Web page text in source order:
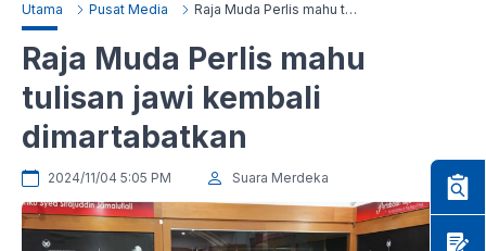
Utama Pusat Media Raja Muda Perlis mahu tulisan jawi kembali dimartabatkan
Raja Muda Perlis mahu
tulisan jawi kembali
dimartabatkan
2024/11/04 5:05 PM Suara Merdeka